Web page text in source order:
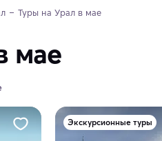
Туры на Урал в мае
мае
Экскурсионные туры